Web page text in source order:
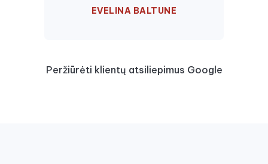
EVELINA BALTUNE
Peržiūrėti klientų atsiliepimus Google